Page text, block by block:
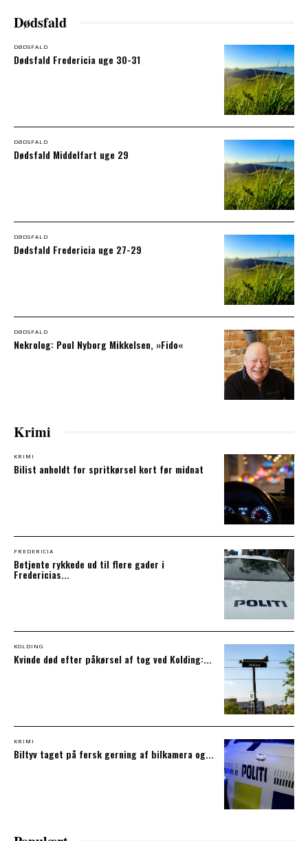
Dødsfald
DØDSFALD
Dødsfald Fredericia uge 30-31
DØDSFALD
Dødsfald Middelfart uge 29
DØDSFALD
Dødsfald Fredericia uge 27-29
DØDSFALD
Nekrolog: Poul Nyborg Mikkelsen, »Fido«
Krimi
KRIMI
Bilist anholdt for spritkørsel kort før midnat
FREDERICIA
Betjente rykkede ud til flere gader i
Fredericias...
KOLDING
Kvinde død efter påkørsel af tog ved Kolding:...
KRIMI
Biltyv taget på fersk gerning af bilkamera og...